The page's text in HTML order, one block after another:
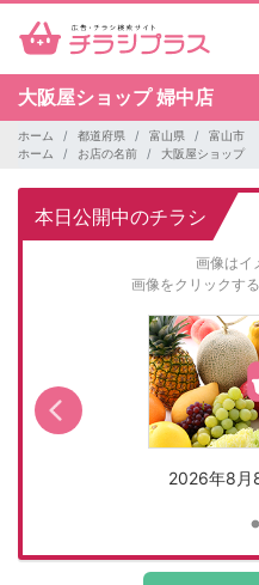
大阪屋ショップ婦中店
ホーム 都道府県 富山県
富山市
ホーム
お店の名前 大阪屋ショップ
本日公開中のチラシ
画像はイ
画像をクリックす
2026年8月